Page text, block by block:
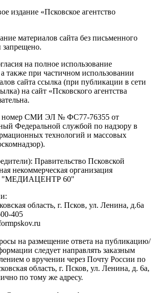
издание «Псковское агентство
материалов сайта без письменного
запрещено.
на полное использование
также при частичном использовании
сайта ссылка (при публикации в сети
на сайт «Псковского агентства
номер СМИ ЭЛ № ФС77-76355 от
Федеральной службой по надзору в
технологий и массовых
Правительство Псковской
некоммерческая организация
"МЕДИАЦЕНТР 60"
область, г. Псков, ул. Ленина, д.6а
405
на размещение ответа на публикацию/
следует направлять заказным
о вручении через Почту России по
область, г. Псков, ул. Ленина, д. 6а,
по тому же адресу.